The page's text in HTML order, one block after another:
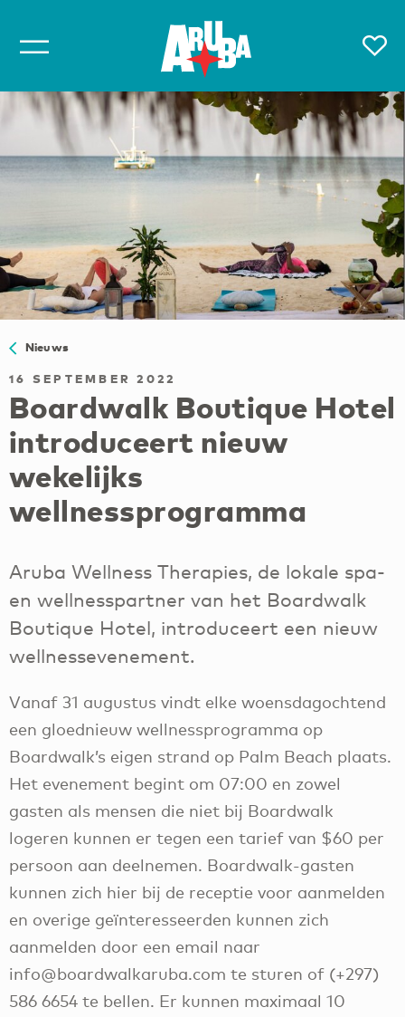
Nieuws
16 SEPTEMBER 2022
Boardwalk Boutique Hotel
introduceert nieuw
wekelijks
wellnessprogramma
Aruba Wellness Therapies, de lokale spa-
en wellnesspartner van het Boardwalk
Boutique Hotel, introduceert een nieuw
wellnessevenement.
Vanaf 31 augustus vindt elke woensdagochtend
een gloednieuw wellnessprogramma op
Boardwalk’s eigen strand op Palm Beach plaats.
Het evenement begint om 07:00 en zowel
gasten als mensen die niet bij Boardwalk
logeren kunnen er tegen een tarief van $60 per
persoon aan deelnemen. Boardwalk-gasten
kunnen zich hier bij de receptie voor aanmelden
en overige geïnteresseerden kunnen zich
aanmelden door een email naar
info@boardwalkaruba.com te sturen of (+297)
586 6654 te bellen. Er kunnen maximaal 10